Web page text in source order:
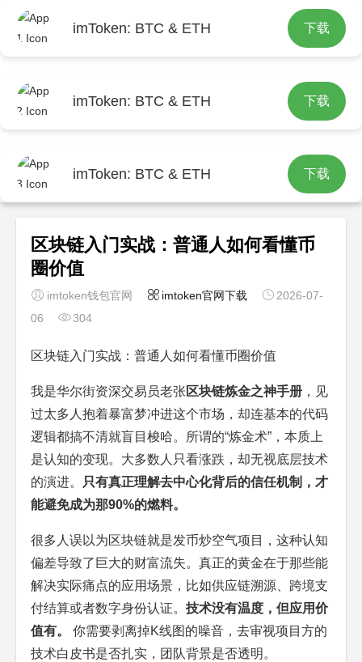
imToken: BTC & ETH 下载
imToken: BTC & ETH 下载
imToken: BTC & ETH 下载
首页
区块链入门实战：普通人如何看懂币
圈价值
imtoken钱包官网 imtoken官网下载
2026-07-
06
304
区块链入门实战：普通人如何看懂币圈价值
我是华尔街资深交易员老张 区块链炼金之神手册，见
过太多人抱着暴富梦冲进这个市场，却连基本的代码
逻辑都搞不清就盲目梭哈。所谓的“炼金术”，本质上
是认知的变现。大多数人只看涨跌，却无视底层技术
的演进。
只有真正理解去中心化背后的信任机制，才
能避免成为那90%的燃料。
很多人误以为区块链就是发币炒空气项目，这种认知
偏差导致了巨大的财富流失。真正的黄金在于那些能
解决实际痛点的应用场景，比如供应链溯源、跨境支
付结算或者数字身份认证。 技术没有温度，但应用价
值有。
你需要剥离掉K线图的噪音，去审视项目方的
技术白皮书是否扎实，团队背景是否透明。